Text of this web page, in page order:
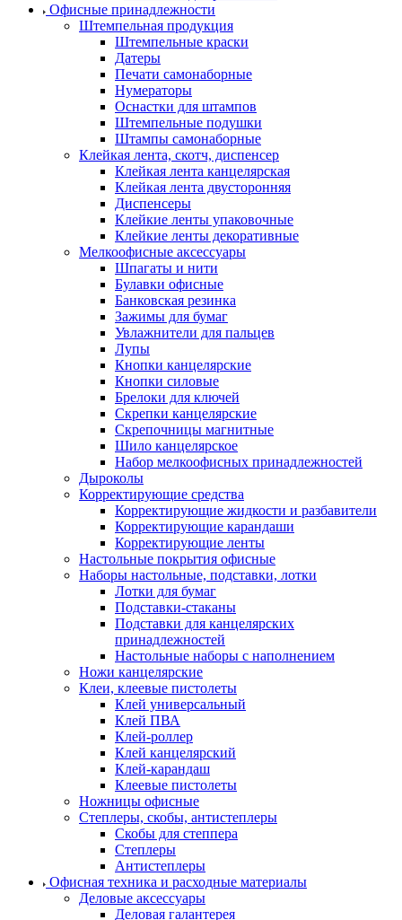
Офисные принадлежности
Штемпельная продукция
Штемпельные краски
Датеры
Печати самонаборные
Нумераторы
Оснастки для штампов
Штемпельные подушки
Штампы самонаборные
Клейкая лента, скотч, диспенсер
Клейкая лента канцелярская
Клейкая лента двусторонняя
Диспенсеры
Клейкие ленты упаковочные
Клейкие ленты декоративные
Мелкоофисные аксессуары
Шпагаты и нити
Булавки офисные
Банковская резинка
Зажимы для бумаг
Увлажнители для пальцев
Лупы
Кнопки канцелярские
Кнопки силовые
Брелоки для ключей
Скрепки канцелярские
Скрепочницы магнитные
Шило канцелярское
Набор мелкоофисных принадлежностей
Дыроколы
Корректирующие средства
Корректирующие жидкости и разбавители
Корректирующие карандаши
Корректирующие ленты
Настольные покрытия офисные
Наборы настольные, подставки, лотки
Лотки для бумаг
Подставки-стаканы
Подставки для канцелярских
принадлежностей
Настольные наборы с наполнением
Ножи канцелярские
Клеи, клеевые пистолеты
Клей универсальный
Клей ПВА
Клей-роллер
Клей канцелярский
Клей-карандаш
Клеевые пистолеты
Ножницы офисные
Степлеры, скобы, антистеплеры
Скобы для степпера
Степлеры
Антистеплеры
Офисная техника и расходные материалы
Деловые аксессуары
Деловая галантерея